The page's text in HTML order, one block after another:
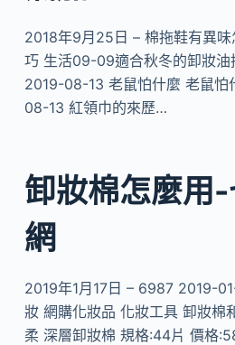
2018年9月25日 – 棉拖鞋有異
巧 生活09-09適合秋冬的卸妝
2019-08-13 老鼠怕什麼 老鼠怕
08-13 紅領巾的來歷…
卸妝棉怎麼用
網
2019年1月17日 – 6987 2019-
妝 網購化妝品 化妝工具 卸妝棉
柔 深層卸妝棉 規格:44片 價格